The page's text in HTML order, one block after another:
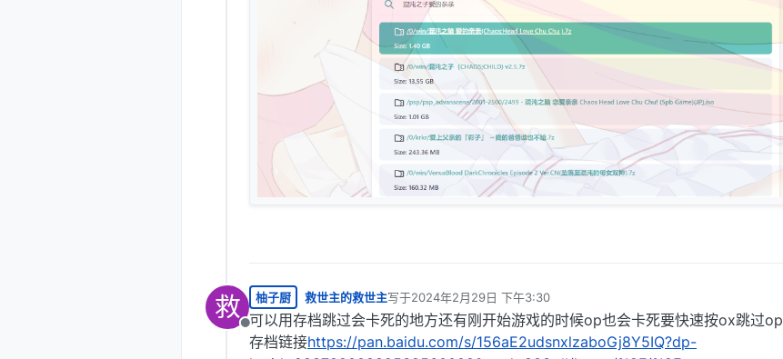
救
离线
柚子厨 救世主的救世主写于2024年2月29日 下午3:30
最后由 编辑
可以用存档跳过会卡死的地方还有刚开始游戏的时候op也会卡死要快速按ox跳过op
存档链接https://pan.baidu.com/s/156aE2udsnxlzaboGj8Y5IQ?dp-